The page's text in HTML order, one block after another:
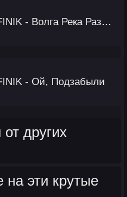
ALEKS ATAMAN, FINIK - Волга Река Разделяет На Два Берега
- Ой, Подзабыли
других
эти крутые